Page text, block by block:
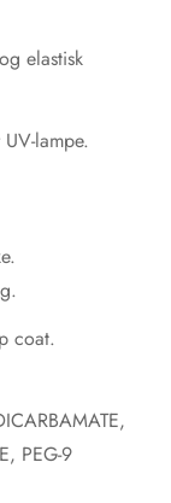
elastisk
lampe.
coat.
PEG-9